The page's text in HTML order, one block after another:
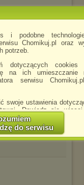
i podobne
Chomikuj.pl oraz
potrzeb.
dotyczących cookies
na ich umieszczanie
serwisu
swoje ustawienia
Dowiedz się
ustawień
ze strony
na akceptację
Zaufanych
do serwisu